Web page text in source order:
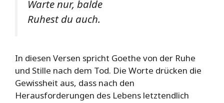
Warte nur, balde
Ruhest du auch.
In diesen Versen spricht Goethe von der Ruhe
und Stille nach dem Tod. Die Worte drücken die
Gewissheit aus, dass nach den
Herausforderungen des Lebens letztendlich